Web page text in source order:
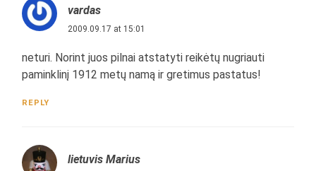
vardas
2009.09.17 at 15:01
neturi. Norint juos pilnai atstatyti reikėtų nugriauti
paminklinį 1912 metų namą ir gretimus pastatus!
REPLY
lietuvis Marius